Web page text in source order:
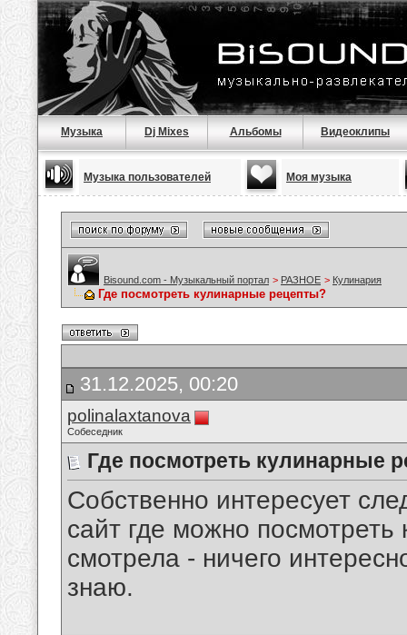
Музыка Dj Mixes Альбомы Видеоклипы
Музыка пользователей Моя музыка
Bisound.com - Музыкальный портал > РАЗНОЕ > Кулинария
Где посмотреть кулинарные рецепты?
31.12.2025, 00:20
polinalaxtanova
Собеседник
Где посмотреть кулинарные
Собственно интересует
сайт где можно
смотрела - ничего
знаю.